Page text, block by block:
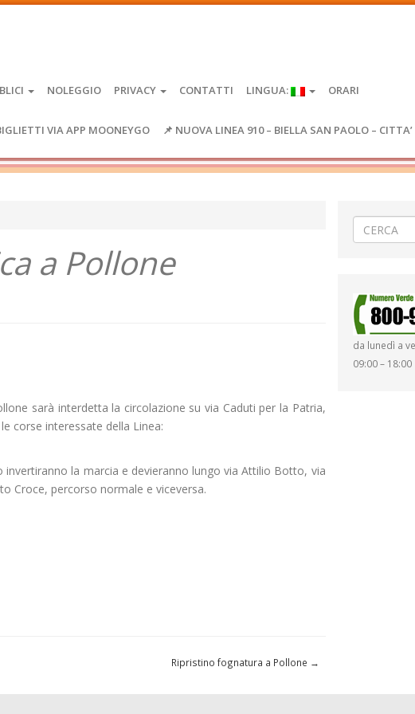
NOLEGGIO PRIVACY CONTATTI LINGUA: ORARI
VIA APP MOONEYGO 📌 NUOVA LINEA 910 – BIELLA SAN PAOLO –
a Pollone
sarà interdetta la circolazione su via Caduti per la Patria,
corse interessate della Linea:
la marcia e devieranno lungo via Attilio Botto, via
Croce, percorso normale e viceversa.
Ripristino fognatura a Pollone →
da lunedì a
09:00 – 18:00